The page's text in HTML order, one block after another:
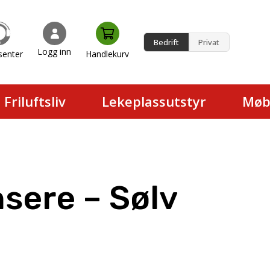
Logg inn Handlekurv
Bedrift Privat
Friluftsliv Lekeplassutstyr
– Sølv